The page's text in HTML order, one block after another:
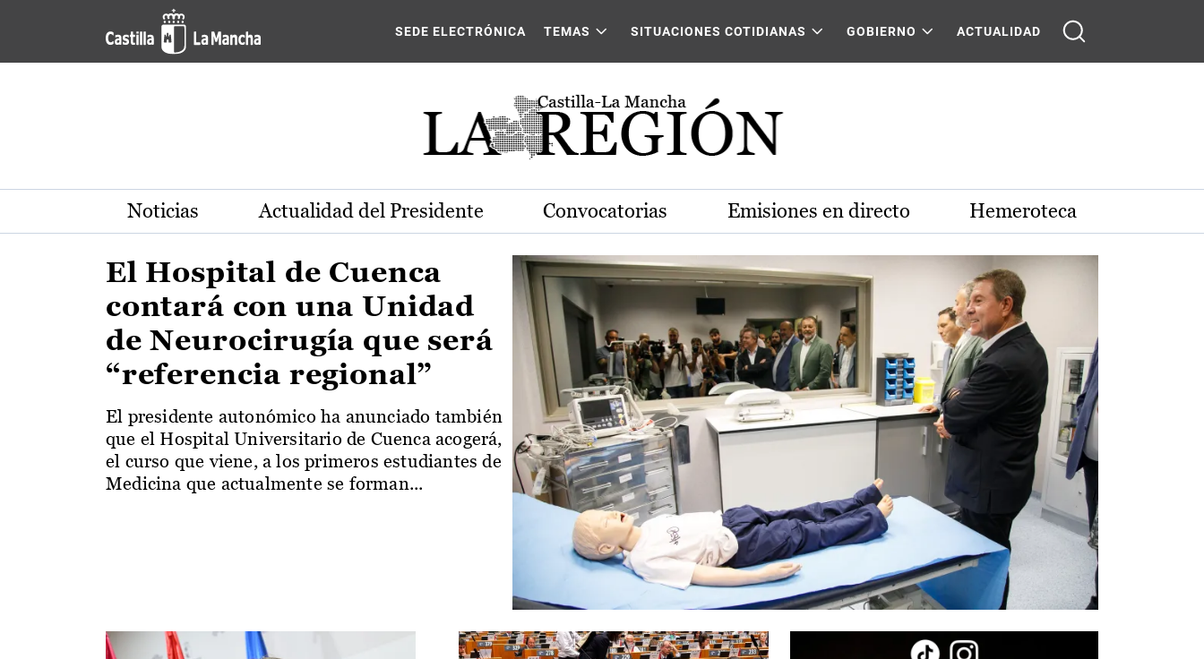
Pasar al contenido principal
Actualidad de la región de Castilla-La Mancha
SEDE ELECTRÓNICA TEMAS SITUACIONES COTIDIANAS GOBIERNO ACTUALIDAD
Noticias Actualidad del Presidente Convocatorias Emisiones en directo Hemeroteca
El Hospital de Cuenca
contará con una Unidad
de Neurocirugía que será
“referencia regional”
El presidente autonómico ha anunciado también
que el Hospital Universitario de Cuenca acogerá,
el curso que viene, a los primeros estudiantes de
Medicina que actualmente se forman...